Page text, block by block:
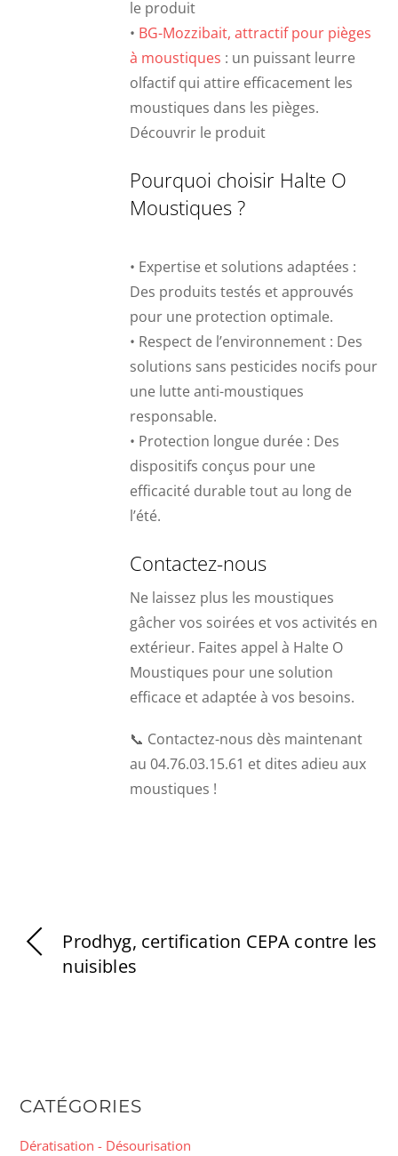
le produit
• BG-Mozzibait, attractif pour pièges
à moustiques : un puissant leurre
olfactif qui attire efficacement les
moustiques dans les pièges.
Découvrir le produit
Pourquoi choisir Halte O
Moustiques ?
• Expertise et solutions adaptées :
Des produits testés et approuvés
pour une protection optimale.
• Respect de l’environnement : Des
solutions sans pesticides nocifs pour
une lutte anti-moustiques
responsable.
• Protection longue durée : Des
dispositifs conçus pour une
efficacité durable tout au long de
l’été.
Contactez-nous
Ne laissez plus les moustiques
gâcher vos soirées et vos activités en
extérieur. Faites appel à Halte O
Moustiques pour une solution
efficace et adaptée à vos besoins.
📞 Contactez-nous dès maintenant
au 04.76.03.15.61 et dites adieu aux
moustiques !
Prodhyg, certification CEPA contre les
nuisibles
CATÉGORIES
Dératisation - Désourisation